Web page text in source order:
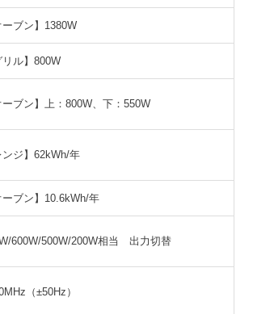
ーブン】1380W
リル】800W
ーブン】上：800W、下：550W
ンジ】62kWh/年
ーブン】10.6kWh/年
600W/500W/200W相当 出力切替
（±50Hz）